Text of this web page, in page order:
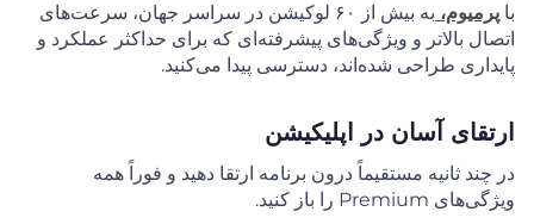
با پرمیوم،
به بیش از ۶۰ لوکیشن در سراسر جهان، سرعت‌های
اتصال بالاتر و ویژگی‌های پیشرفته‌ای که برای حداکثر عملکرد و
پایداری طراحی شده‌اند، دسترسی پیدا می‌کنید.
ارتقای آسان در اپلیکیشن
در چند ثانیه مستقیماً درون برنامه ارتقا دهید و فوراً همه
ویژگی‌های Premium را باز کنید.